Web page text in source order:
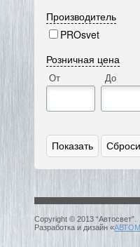
Производитель
PROsvet
Розничная цена
От До
Copyright © 2013 “Автосвет”.
Разработка и дизайн «